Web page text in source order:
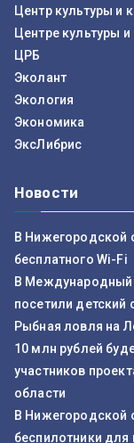
Центр культуры и
Центре культуры и
ЦРБ
Эколант
Экология
Экономика
ЭксЛибрис
Новости
В Нижегородской
бесплатного Wi-Fi
В Международный
посетили детский
Рыбная ловля на
10 млн рублей
участников
области
В Нижегородской
беспилотники для